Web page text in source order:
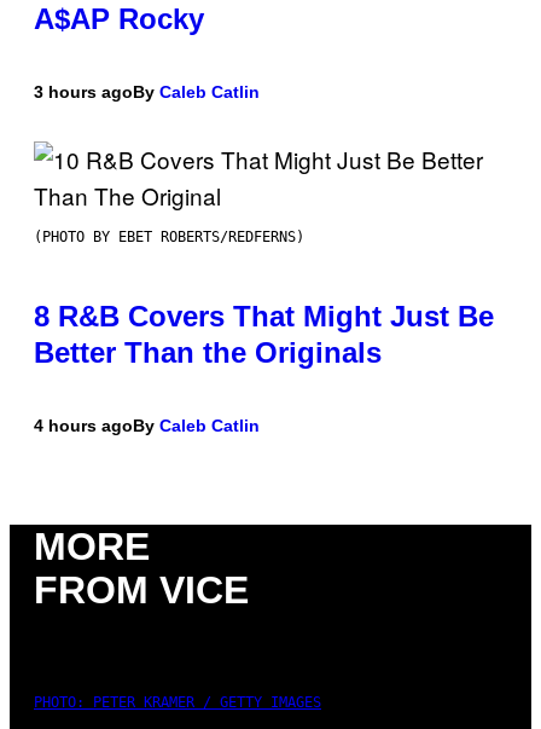
A$AP Rocky
3 hours agoBy Caleb Catlin
(PHOTO BY EBET ROBERTS/REDFERNS)
8 R&B Covers That Might Just Be
Better Than the Originals
4 hours agoBy Caleb Catlin
MORE
FROM VICE
PHOTO: PETER KRAMER / GETTY IMAGES